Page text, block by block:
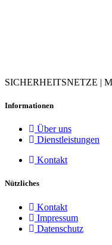
SICHERHEITSNETZE |
Informationen
Über uns
Dienstleistungen
Kontakt
Nützliches
Kontakt
Impressum
Datenschutz